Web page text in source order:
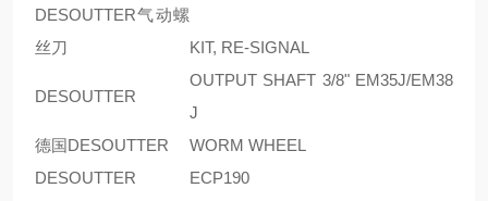
DESOUTTER气动螺
丝刀
KIT, RE-SIGNAL
DESOUTTER
OUTPUT SHAFT 3/8" EM35J/EM38
J
德国DESOUTTER
WORM WHEEL
DESOUTTER
ECP190